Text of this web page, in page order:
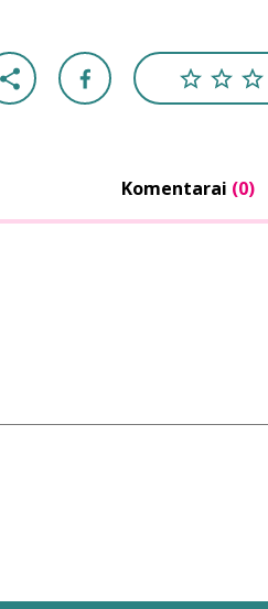
Komentarai (0)